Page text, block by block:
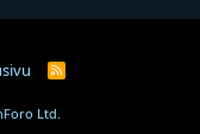
R
Ltd.